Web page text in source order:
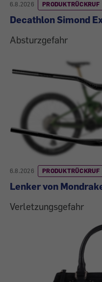
6.8.2026 PRODUKTRÜCKRUF
Decathlon Simond
Absturzgefahr
6.8.2026 PRODUKTRÜCKRUF
Lenker von
Verletzungsgefahr